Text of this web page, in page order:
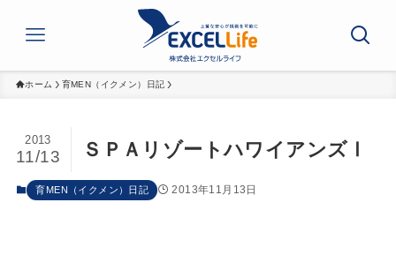
ホーム 育MEN（イクメン）日記
ＳＰＡリゾートハワイアンズⅠ
2013
11/13
育MEN（イクメン）日記 2013年11月13日